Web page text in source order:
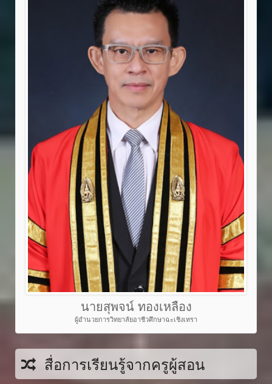
นายสุพจน์ ทองเหลือง
ผู้อำนวยการวิทยาลัยอาชีวศึกษาฉะเชิงเทรา
สื่อการเรียนรู้จากครูผู้สอน